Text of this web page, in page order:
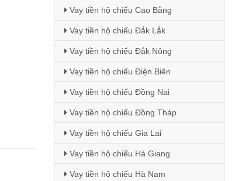
Vay tiền hộ chiếu Cao Bằng
Vay tiền hộ chiếu Đắk Lắk
Vay tiền hộ chiếu Đắk Nông
Vay tiền hộ chiếu Điện Biên
Vay tiền hộ chiếu Đồng Nai
Vay tiền hộ chiếu Đồng Tháp
Vay tiền hộ chiếu Gia Lai
Vay tiền hộ chiếu Hà Giang
Vay tiền hộ chiếu Hà Nam